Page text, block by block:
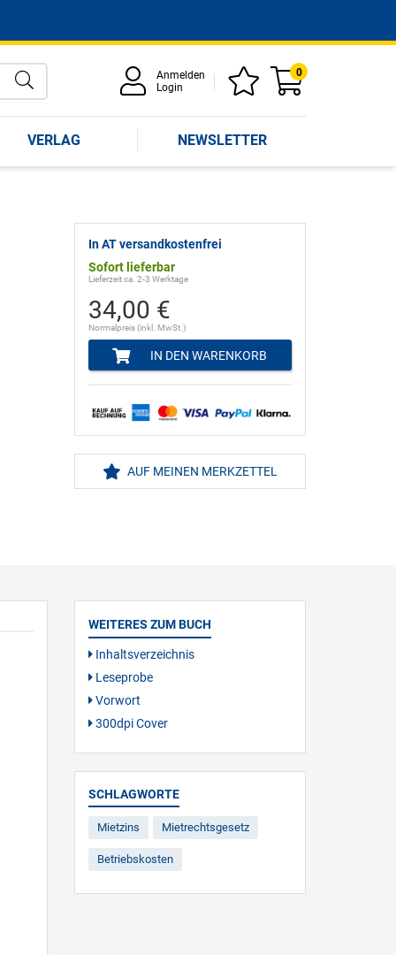
Anmelden
Login
0
VERLAG NEWSLETTER
In AT versandkostenfrei
Sofort lieferbar
Lieferzeit ca. 2-3 Werktage
34,00 €
Normalpreis (inkl. MwSt.)
IN DEN WARENKORB
AUF MEINEN MERKZETTEL
WEITERES ZUM BUCH
Inhaltsverzeichnis
Leseprobe
Vorwort
300dpi Cover
SCHLAGWORTE
Mietzins Mietrechtsgesetz
Betriebskosten